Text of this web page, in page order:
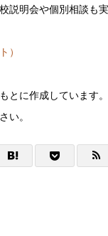
説明会や個別相談も
）
とに作成しています
い。